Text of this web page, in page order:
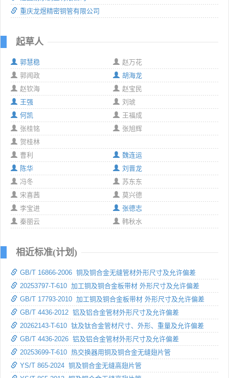
重庆龙煜精密铜管有限公司
起草人
郭慧稳
赵万花
郭闻政
胡海龙
赵钦海
赵宝民
王强
刘琥
何凯
王福成
张桂铭
张旭辉
贺桂林
曹利
魏连运
陈华
刘晋龙
冯冬
苏东东
宋喜茜
莫兴德
李宝进
张德志
秦丽云
韩秋水
相近标准(计划)
GB/T 16866-2006 铜及铜合金无缝管材外形尺寸及允许偏差
20253797-T-610 加工铜及铜合金板带材 外形尺寸及允许偏差
GB/T 17793-2010 加工铜及铜合金板带材 外形尺寸及允许偏差
GB/T 4436-2012 铝及铝合金管材外形尺寸及允许偏差
20262143-T-610 钛及钛合金管材尺寸、外形、重量及允许偏差
GB/T 4436-2026 铝及铝合金管材外形尺寸及允许偏差
20253699-T-610 热交换器用铜及铜合金无缝翅片管
YS/T 865-2024 铜及铜合金无缝高翅片管